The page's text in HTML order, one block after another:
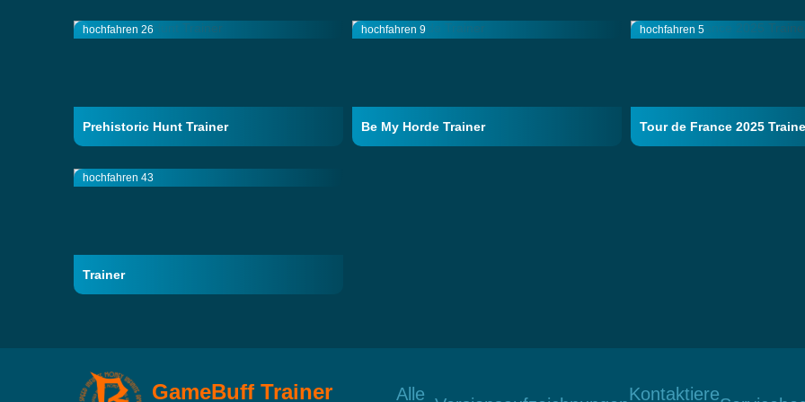
hochfahren 26
Prehistoric Hunt Trainer
hochfahren 9
Be My Horde Trainer
hochfahren 5
Tour de France 2025
hochfahren 43
Trainer
GameBuff Trainer Alle Kontaktiere